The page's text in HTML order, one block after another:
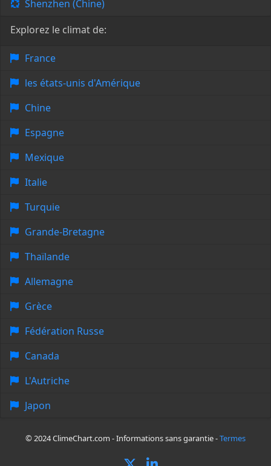
Shenzhen (Chine)
Explorez le climat de:
France
les états-unis d'Amérique
Chine
Espagne
Mexique
Italie
Turquie
Grande-Bretagne
Thaïlande
Allemagne
Grèce
Fédération Russe
Canada
L'Autriche
Japon
© 2024 ClimeChart.com - Informations sans garantie -Termes